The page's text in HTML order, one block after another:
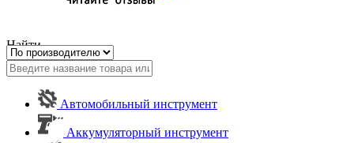
Найти
Автомобильный инструмент
Аккумуляторный инструмент